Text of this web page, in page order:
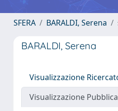
SFERA BARALDI, Serena
BARALDI, Serena
Visualizzazione
Visualizzazione